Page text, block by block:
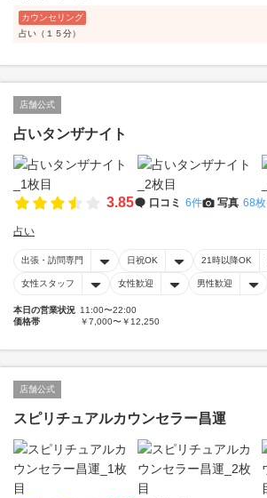
カウンセリング
占い（１５分）
店舗公式
占いタンザナイト
3.85 口コミ 6件 写真 68枚
占い
出張・訪問専門 日祝OK 21時以降OK
女性スタッフ 女性歓迎 男性歓迎
本日の営業状況 11:00〜22:00
価格帯
￥7,000〜￥12,250
店舗公式
スピリチュアルカウンセラー昌運